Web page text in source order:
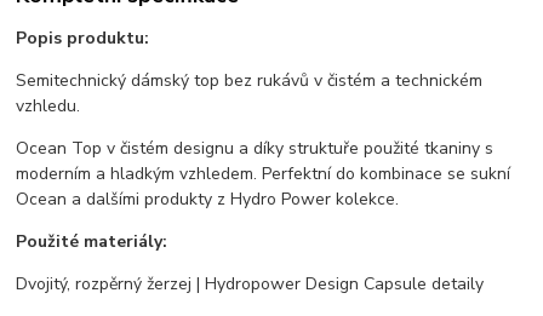
Popis produktu:
Semitechnický dámský top bez rukávů v čistém a technickém
vzhledu.
Ocean Top v čistém designu a díky struktuře použité tkaniny s
moderním a hladkým vzhledem. Perfektní do kombinace se sukní
Ocean a dalšími produkty z Hydro Power kolekce.
Použité materiály:
Dvojitý, rozpěrný žerzej | Hydropower Design Capsule detaily